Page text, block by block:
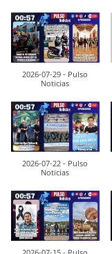
2026-07-29 - Pulso
Noticias
2026-07-22 - Pulso
Noticias